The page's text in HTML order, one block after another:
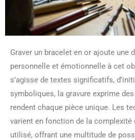
Graver un bracelet en or ajoute une
personnelle et émotionnelle à cet
s’agisse de textes significatifs,
symboliques, la gravure exprime
rendent chaque pièce unique. Les
varient en fonction de la complexité
utilisé, offrant une multitude de